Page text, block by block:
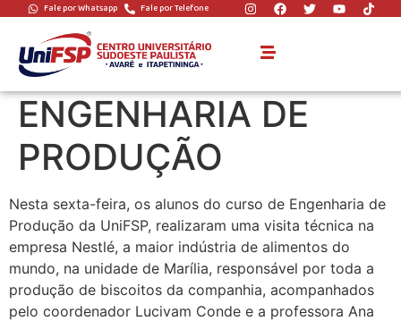
Fale por Whatsapp Fale por Telefone
VISITA TÉCNICA
EMPRESA NESTLÉ –
ENGENHARIA DE
PRODUÇÃO
Nesta sexta-feira, os alunos do curso de Engenharia de
Produção da UniFSP, realizaram uma visita técnica na
empresa Nestlé, a maior indústria de alimentos do
mundo, na unidade de Marília, responsável por toda a
produção de biscoitos da companhia, acompanhados
pelo coordenador Lucivam Conde e a professora Ana